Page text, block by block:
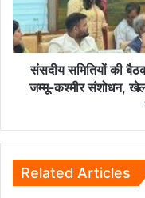
इंटरसेप्टर
दागे;
रिपोर्ट
हुए
सांसद
बृजमोहन
अग्रवाल;
जम्मू-
खेल
ढांचे
और
संसदीय समितियों की
जम्मू-कश्मीर संशोधन, खेल
Related Articles